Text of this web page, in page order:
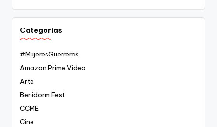
Categorías
#MujeresGuerreras
Amazon Prime Video
Arte
Benidorm Fest
CCME
Cine